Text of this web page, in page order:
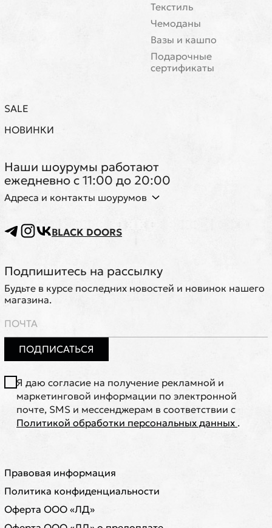
Текстиль
Чемоданы
Вазы и кашпо
Подарочные
сертификаты
SALE
НОВИНКИ
Наши шоурумы работают
ежедневно с 11:00 до 20:00
Адреса и контакты шоурумов
BLACK DOORS
Подпишитесь на рассылку
Будьте в курсе последних новостей и новинок нашего
магазина.
ПОДПИСАТЬСЯ
Я даю согласие на получение рекламной и
маркетинговой информации по электронной
почте, SMS и мессенджерам в соответствии с
Политикой обработки персональных данных .
Правовая информация
Политика конфиденциальности
Оферта ООО «ЛД»